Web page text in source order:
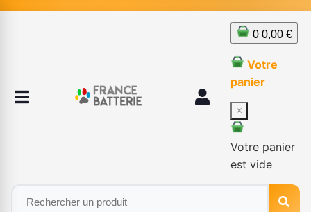
0 0,00 €
Votre
panier
×
Votre panier
est vide